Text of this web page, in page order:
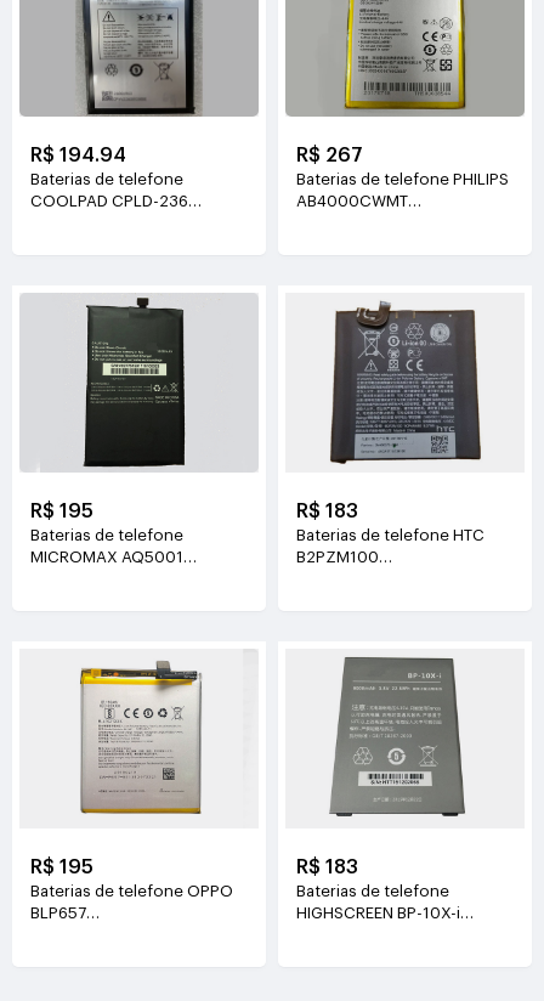
R$ 194.94
Baterias de telefone
COOLPAD CPLD-236
R$ 267
Baterias de telefone PHILIPS
AB4000CWMT
R$ 195
Baterias de telefone
MICROMAX AQ5001
R$ 183
Baterias de telefone HTC
B2PZM100
R$ 195
Baterias de telefone OPPO
BLP657
R$ 183
Baterias de telefone
HIGHSCREEN BP-10X-i